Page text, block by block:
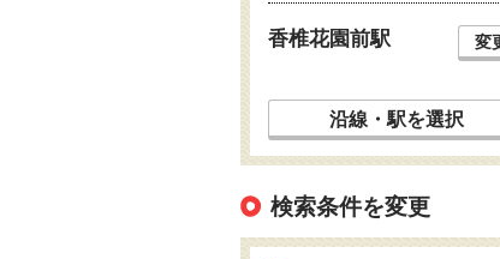
香椎花園前駅 変
沿線・駅を選択
検索条件を変更